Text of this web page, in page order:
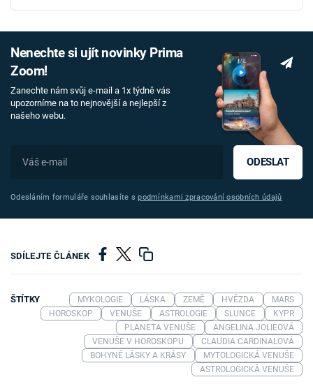
Nenechte si ujít novinky Prima
Zoom!
Zanechte nám svůj e-mail a 1x týdně vás
upozorníme na to nejnovější a nejlepší z
našeho webu.
ODESLAT
Odesláním formuláře souhlasíte spodmínkami zpracování osobních údajů
SDÍLEJTE ČLÁNEK
ŠTÍTKY MYKOLOGIE LÁSKA ZEMĚ HVĚZDA
MARS
HOROSKOP
VENUŠE ASTROLOGIE SLUNCE
KYPR
PLANETA VENUŠE
ANGELINA JOLIEOVÁ
VENUŠE V HOROSKOPU
CLAUDIA CARDINALOVÁ
BOHYNĚ LÁSKY A KRÁSY
MYTOLOGICKÁ VENUŠE
ASTROLOGICKÁ VENUŠE